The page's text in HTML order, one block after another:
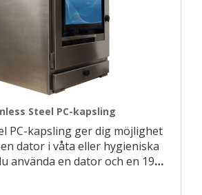
Steel PC-kapsling
PC-kapsling ger dig möjlighet
dator i våta eller hygieniska
använda en dator och en 19…